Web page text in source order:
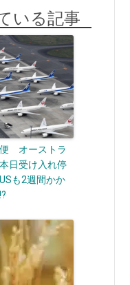
いる記事
オーストラ
日受け入れ停
も2週間かか